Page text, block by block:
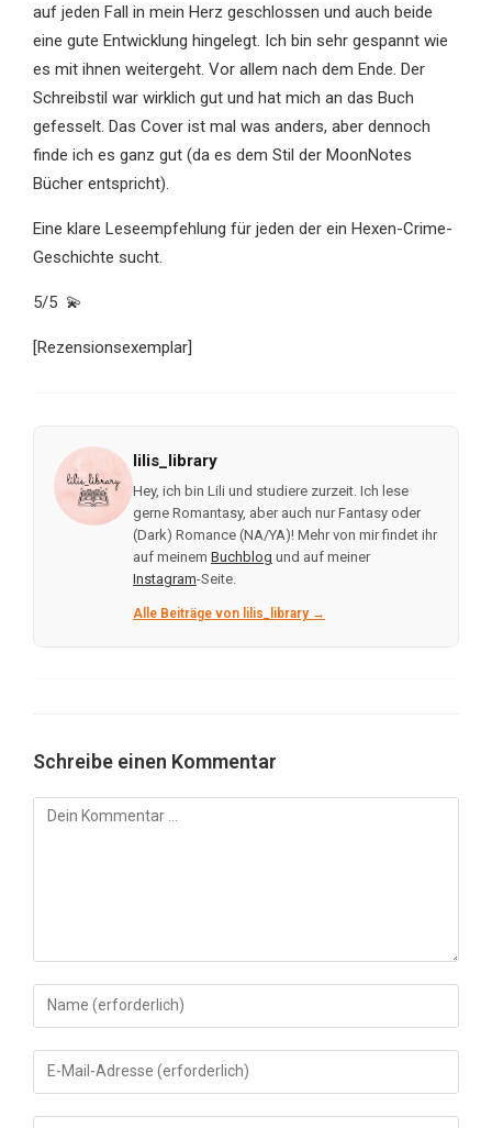
auf jeden Fall in mein Herz geschlossen und auch beide
eine gute Entwicklung hingelegt. Ich bin sehr gespannt wie
es mit ihnen weitergeht. Vor allem nach dem Ende. Der
Schreibstil war wirklich gut und hat mich an das Buch
gefesselt. Das Cover ist mal was anders, aber dennoch
finde ich es ganz gut (da es dem Stil der MoonNotes
Bücher entspricht).
Eine klare Leseempfehlung für jeden der ein Hexen-Crime-
Geschichte sucht.
5/5 💫
[Rezensionsexemplar]
lilis_library
Hey, ich bin Lili und studiere zurzeit. Ich lese
gerne Romantasy, aber auch nur Fantasy oder
(Dark) Romance (NA/YA)! Mehr von mir findet ihr
auf meinem Buchblog und auf meiner
Instagram-Seite.
Alle Beiträge von lilis_library →
Schreibe einen Kommentar
Kommentar
Gib
deinen
Namen
oder
Gib
deine
E-